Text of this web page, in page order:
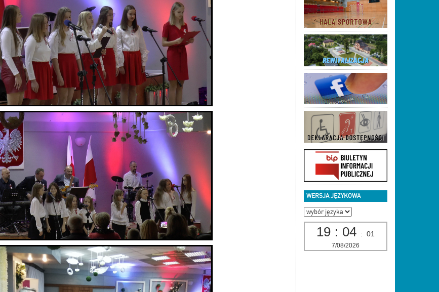
WERSJA JĘZYKOWA
19 : 04 : 02
7/08/2026